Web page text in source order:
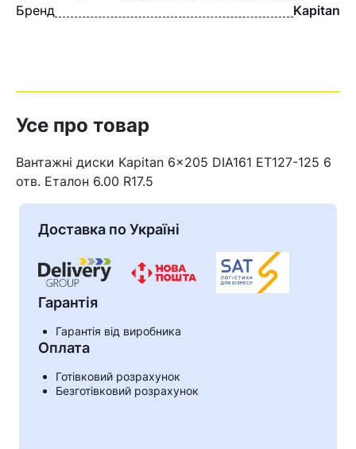
Бренд
Kapitan
Усе про товар
Вантажні диски Kapitan 6×205 DIA161 ET127-125 6
отв. Еталон 6.00 R17.5
Доставка по Україні
Гарантія
Гарантія від виробника
Оплата
Готівковий розрахунок
Безготівковий розрахунок